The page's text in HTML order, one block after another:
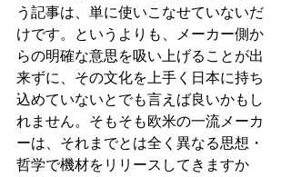
う記事は、単に使いこなせていないだ
けです。というよりも、メーカー側か
らの明確な意思を吸い上げることが出
来ずに、その文化を上手く日本に持ち
込めていないとでも言えば良いかもし
れません。そもそも欧米の一流メーカ
ーは、それまでとは全く異なる思想・
哲学で機材をリリースしてきますか